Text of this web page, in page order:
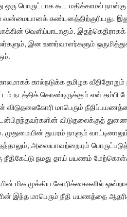
பொருட்டாக கூட மதிக்காமல்
கண்டனத்திற்குரியது.
வெளிப்பாடாகும்.
இன உணர்வாளர்களும் ஒருமித்துக்
கால்நடுக்க தமிழக
நடத்திக் கொண்டிருக்கும் என் தம்பி
விடுதலைகோரி மாபெரும்
விடுதலைக்குத்
முதுமையின் துயரம் நாளும்
அவையாவற்றையும்
நீதிகேட்டு நமது தாய் பயணம்
மிக முக்கிய கோரிக்கைகளில்
இந்த மாபெரும் நீதி பயணத்தை